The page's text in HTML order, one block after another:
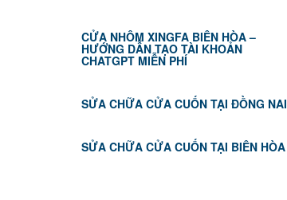
CỬA NHÔM XINGFA BIÊN HÒA –
HƯỚNG DẪN TẠO TÀI KHOẢN
CHATGPT MIỄN PHÍ
SỬA CHỮA CỬA CUỐN TẠI ĐỒNG NAI
SỬA CHỮA CỬA CUỐN TẠI BIÊN HÒA